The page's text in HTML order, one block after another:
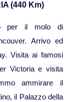
(440 Km)
per il molo di
Arrivo ed
Visita ai famosi
Victoria e visita
ammirare il
il Palazzo della